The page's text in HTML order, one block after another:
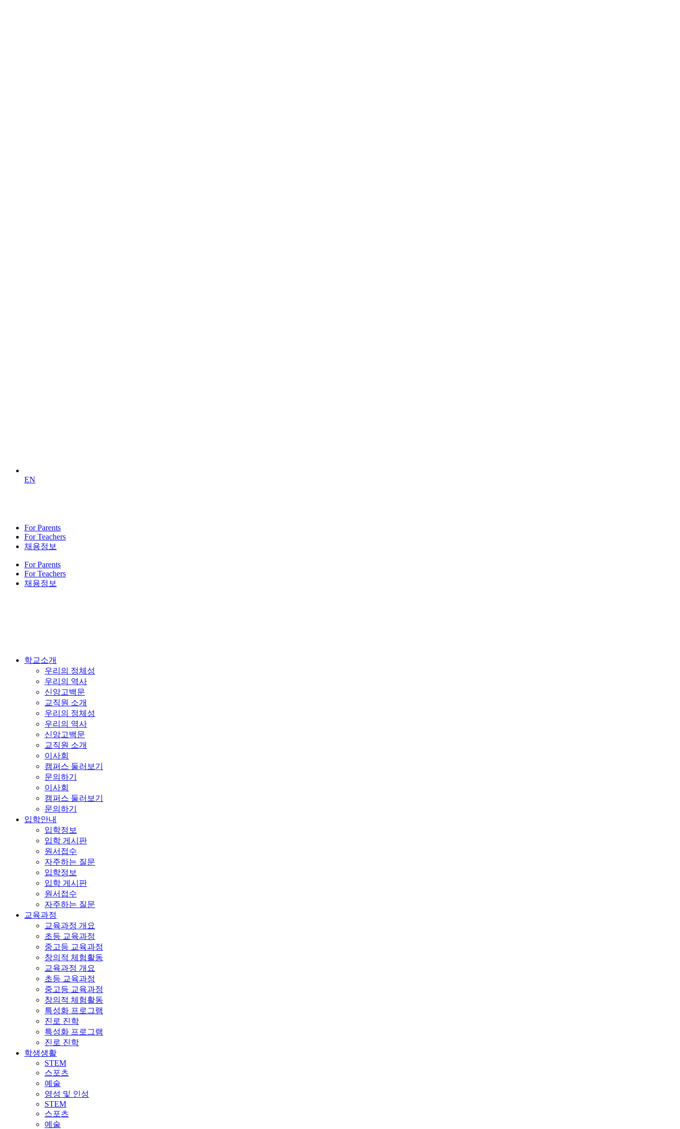
EN
For Parents
For Teachers
채용정보
For Parents
For Teachers
채용정보
학교소개
우리의 정체성
우리의 역사
신앙고백문
교직원 소개
우리의 정체성
우리의 역사
신앙고백문
교직원 소개
이사회
캠퍼스 둘러보기
문의하기
이사회
캠퍼스 둘러보기
문의하기
입학안내
입학정보
입학 게시판
원서접수
자주하는 질문
입학정보
입학 게시판
원서접수
자주하는 질문
교육과정
교육과정 개요
초등 교육과정
중고등 교육과정
창의적 체험활동
교육과정 개요
초등 교육과정
중고등 교육과정
창의적 체험활동
특성화 프로그램
진로 진학
특성화 프로그램
진로 진학
학생생활
STEM
스포츠
예술
영성 및 인성
STEM
스포츠
예술